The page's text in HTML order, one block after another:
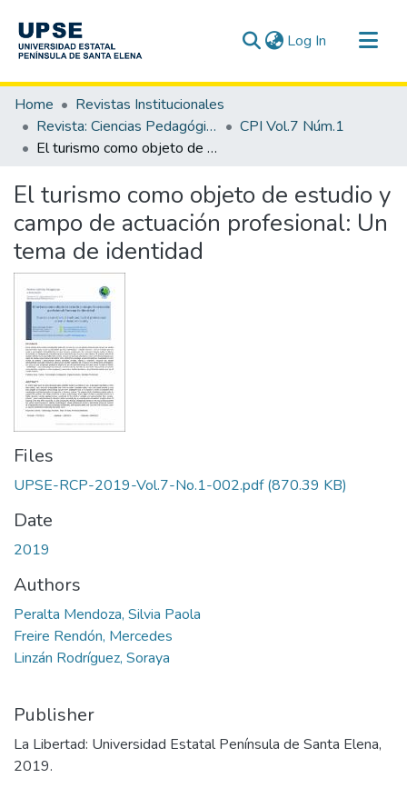
Log In (current)
Communities & Collections
All of DSpace
Statistics
Home
Revistas Institucionales
Revista: Ciencias Pedagógicas e Innovación - CPI
CPI Vol.7 Núm.1
El turismo como objeto de estudio y campo de actuación profesional: Un tema de identidad
El turismo como objeto de estudio y
campo de actuación profesional: Un
tema de identidad
Files
UPSE-RCP-2019-Vol.7-No.1-002.pdf(870.39 KB)
Date
2019
Authors
Peralta Mendoza, Silvia Paola
Freire Rendón, Mercedes
Linzán Rodríguez, Soraya
Publisher
La Libertad: Universidad Estatal Península de Santa Elena,
2019.